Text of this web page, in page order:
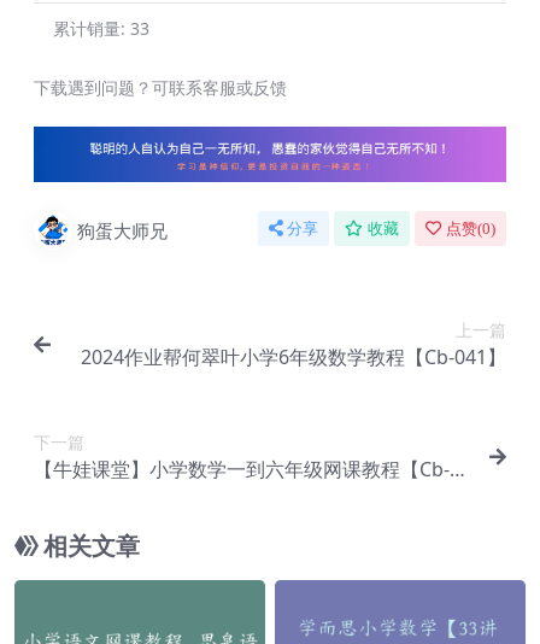
累计销量: 33
下载遇到问题？可联系客服或反馈
狗蛋大师兄 分享 收藏 点赞(0)
上一篇
2024作业帮何翠叶小学6年级数学教程【Cb-041】
下一篇
【牛娃课堂】小学数学一到六年级网课教程【Cb-0
相关文章